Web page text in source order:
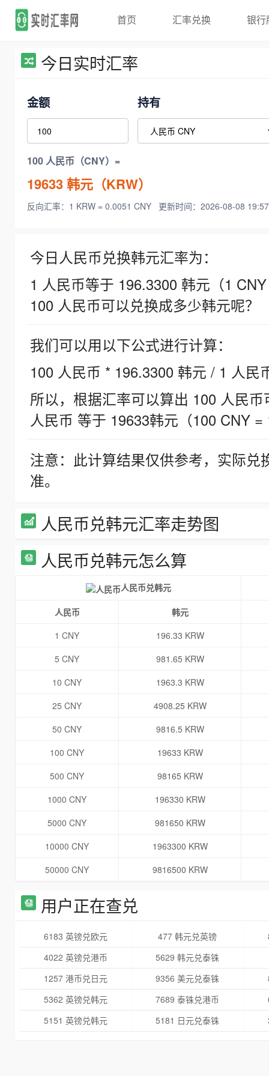
首页 汇率兑换 银行
今日实时汇率
金额 持有
100 人民币（CNY）=
19633韩元（KRW）
反向汇率：1 KRW = 0.0051 CNY 更新时间：2026-08-08
今日人民币兑换韩元汇率为：
1 人民币等于 196.3300 韩元（1
100 人民币可以兑换成多少韩元呢？
我们可以用以下公式进行计算：
100 人民币 * 196.3300 韩元 / 1 人民
所以，根据汇率可以算出 100 人民
人民币 等于 19633韩元（100 CNY =
注意：此计算结果仅供参考，实际
准。
人民币兑韩元汇率走势图
人民币兑韩元怎么算
人民币兑韩元
人民币
韩元
1 CNY
196.33 KRW
5 CNY
981.65 KRW
10 CNY
1963.3 KRW
25 CNY
4908.25 KRW
50 CNY
9816.5 KRW
100 CNY
19633 KRW
500 CNY
98165 KRW
1000 CNY
196330 KRW
5000 CNY
981650 KRW
10000 CNY
1963300 KRW
50000 CNY
9816500 KRW
用户正在查兑
6183 英镑兑欧元 477 韩元兑英镑
4022 英镑兑港币
5629 韩元兑泰铢
1257 港币兑日元
9356 美元兑泰铢
5362 英镑兑韩元
7689 泰铢兑港币
5151 英镑兑韩元
5181 日元兑泰铢